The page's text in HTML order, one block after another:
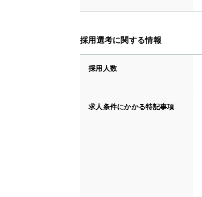
採用選考に関する情報
採用人数
求人条件にかかる特記事項